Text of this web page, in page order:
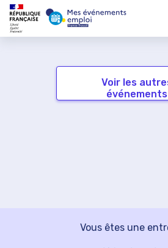
Voir les
événements
Vous êtes une